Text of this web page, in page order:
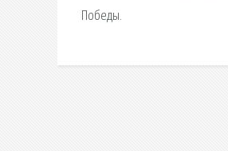
Победы.